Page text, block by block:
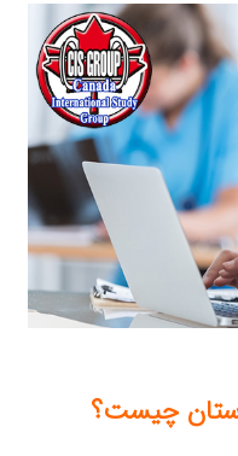
چیست؟